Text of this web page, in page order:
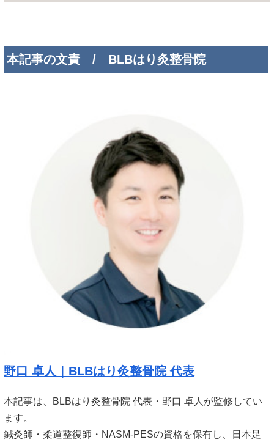
本記事の文責 / BLBはり灸整骨院
野口 卓人｜BLBはり灸整骨院 代表
本記事は、BLBはり灸整骨院 代表・野口 卓人が監修してい
ます。
鍼灸師・柔道整復師・NASM-PESの資格を保有し、日本足